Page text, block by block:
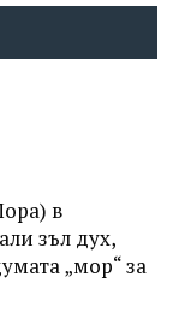
в
зъл дух,
„мор“ за